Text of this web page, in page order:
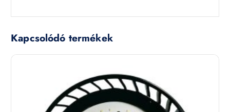
Kapcsolódó termékek